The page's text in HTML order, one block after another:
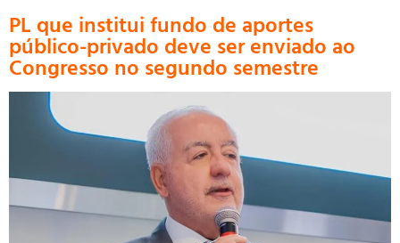
PL que institui fundo de aportes
público-privado deve ser enviado ao
Congresso no segundo semestre